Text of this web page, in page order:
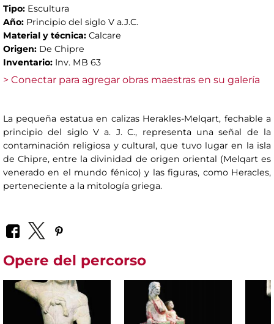
Tipo: Escultura
Año: Principio del siglo V a.J.C.
Material y técnica: Calcare
Origen: De Chipre
Inventario: Inv. MB 63
> Conectar para agregar obras maestras en su galería
La pequeña estatua en calizas Herakles-Melqart, fechable a
principio del siglo V a. J. C., representa una señal de la
contaminación religiosa y cultural, que tuvo lugar en la isla
de Chipre, entre la divinidad de origen oriental (Melqart es
venerado en el mundo fénico) y las figuras, como Heracles,
perteneciente a la mitología griega.
Opere del percorso